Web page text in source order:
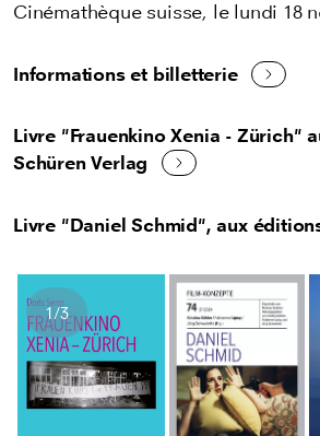
Cinémathèque suisse, le lundi 18
Informations et billetterie
Livre "Frauenkino Xenia - Zürich"
Schüren Verlag
Livre "Daniel Schmid", aux
Nombres d'images
1/3